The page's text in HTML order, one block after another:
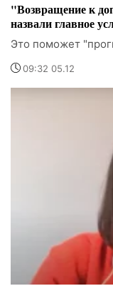
"Возвращение к
назвали главное
Это поможет
09:32 05.12